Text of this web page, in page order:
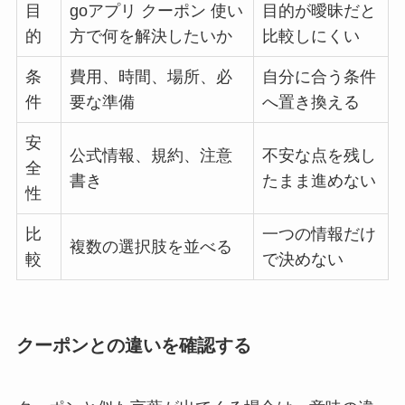
目
的
goアプリ クーポン 使い
方で何を解決したいか
目的が曖昧だと
比較しにくい
条
件
費用、時間、場所、必
要な準備
自分に合う条件
へ置き換える
安
全
性
公式情報、規約、注意
書き
不安な点を残し
たまま進めない
比
較
複数の選択肢を並べる
一つの情報だけ
で決めない
クーポンとの違いを確認する